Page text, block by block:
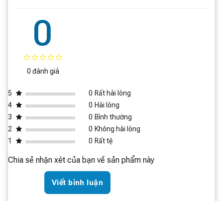
Tủ trang bị công nghệ Rây phân tử nước và
0
0 đánh giá
5 0 Rất hài lòng
4
0 Hài lòng
3
0 Bình thường
2
0 Không hài lòng
1
0 Rất tệ
Chia sẻ nhận xét của bạn về sản phẩm này
Viết bình luận